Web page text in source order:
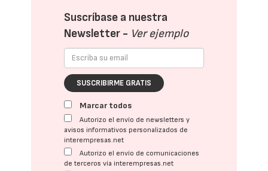
Suscríbase a nuestra
Newsletter - Ver ejemplo
SUSCRIBIRME GRATIS
Marcar todos
Autorizo el envío de newsletters y
avisos informativos personalizados de
interempresas.net
Autorizo el envío de comunicaciones
de terceros vía interempresas.net